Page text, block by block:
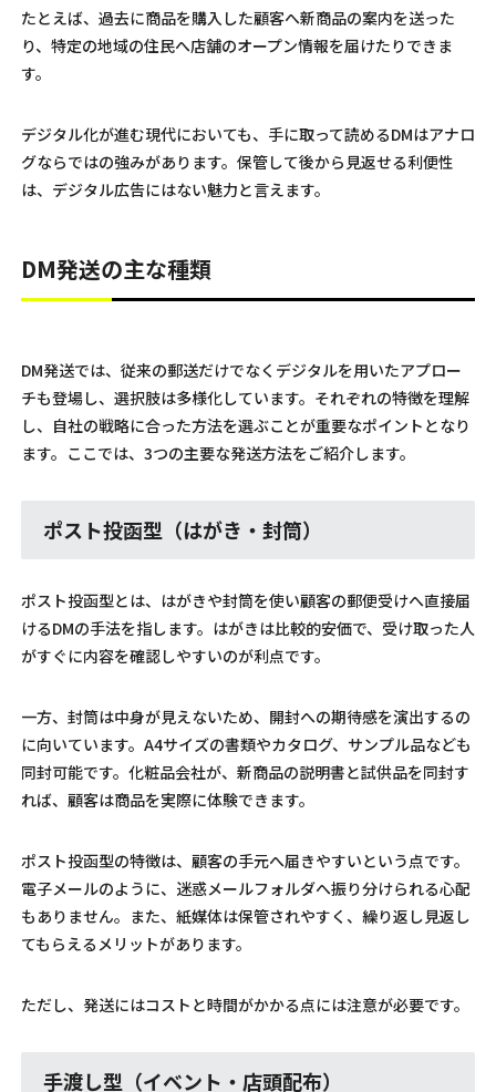
たとえば、過去に商品を購入した顧客へ新商品の案内を送った
り、特定の地域の住民へ店舗のオープン情報を届けたりできま
す。
デジタル化が進む現代においても、手に取って読めるDMはアナロ
グならではの強みがあります。保管して後から見返せる利便性
は、デジタル広告にはない魅力と言えます。
DM発送の主な種類
DM発送では、従来の郵送だけでなくデジタルを用いたアプロー
チも登場し、選択肢は多様化しています。それぞれの特徴を理解
し、自社の戦略に合った方法を選ぶことが重要なポイントとなり
ます。ここでは、3つの主要な発送方法をご紹介します。
ポスト投函型（はがき・封筒）
ポスト投函型とは、はがきや封筒を使い顧客の郵便受けへ直接届
けるDMの手法を指します。はがきは比較的安価で、受け取った人
がすぐに内容を確認しやすいのが利点です。
一方、封筒は中身が見えないため、開封への期待感を演出するの
に向いています。A4サイズの書類やカタログ、サンプル品なども
同封可能です。化粧品会社が、新商品の説明書と試供品を同封す
れば、顧客は商品を実際に体験できます。
ポスト投函型の特徴は、顧客の手元へ届きやすいという点です。
電子メールのように、迷惑メールフォルダへ振り分けられる心配
もありません。また、紙媒体は保管されやすく、繰り返し見返し
てもらえるメリットがあります。
ただし、発送にはコストと時間がかかる点には注意が必要です。
手渡し型（イベント・店頭配布）